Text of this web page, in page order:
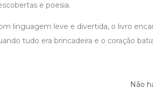
e poesia.
linguagem leve e divertida, o livro
tudo era brincadeira e o coração
Não